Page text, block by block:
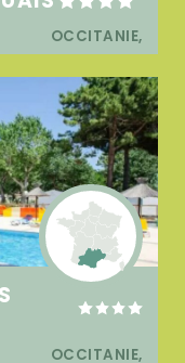
OCCITANIE,
OCCITANIE,